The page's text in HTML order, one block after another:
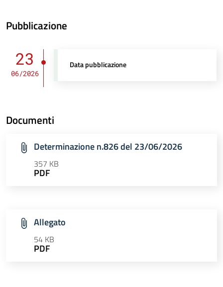
Pubblicazione
23
06/2026
Data pubblicazione
Documenti
Determinazione n.826 del 23/06/2026
357 KB
PDF
Allegato
54 KB
PDF